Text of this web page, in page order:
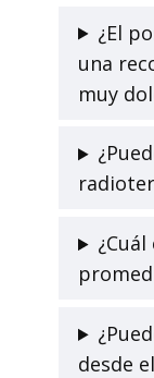
¿El
una
muy
desde